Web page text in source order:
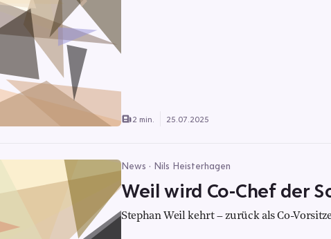
2 min. 25.07.2025
News · Nils Heisterhagen
Weil wird Co-Chef der
Stephan Weil kehrt – zurück als Co-